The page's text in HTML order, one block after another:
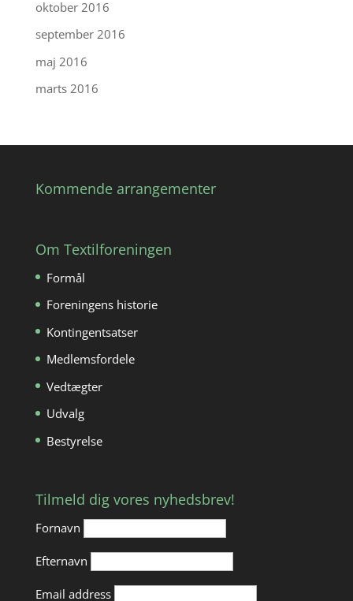
oktober 2016
september 2016
maj 2016
marts 2016
Kommende arrangementer
Om Textilforeningen
Formål
Foreningens historie
Kontingentsatser
Medlemsfordele
Vedtægter
Udvalg
Bestyrelse
Tilmeld dig vores nyhedsbrev!
Fornavn
Efternavn
Email address